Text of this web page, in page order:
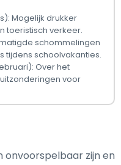
Mogelijk drukker
toeristisch verkeer.
schommelingen
tijdens schoolvakanties.
Over het
voor
zijn en